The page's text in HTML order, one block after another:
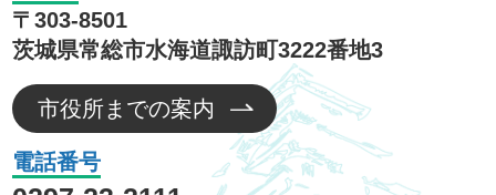
〒303-8501
茨城県常総市水海道諏訪町3222番地3
市役所までの案内
電話番号